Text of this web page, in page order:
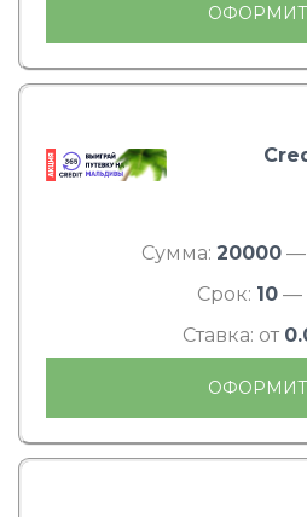
Сумма: 20000—
Срок: 10 —
Ставка: от